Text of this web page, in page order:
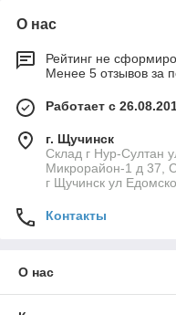
О нас
Рейтинг не
Менее 5 отзывов за
Работает с
г. Щучинск
Склад г Нур-Султан
Микрорайон-1 д 37,
г Щучинск ул
Контакты
О нас